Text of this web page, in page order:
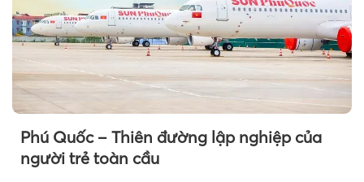
Phú Quốc – Thiên đường lập nghiệp của
người trẻ toàn cầu